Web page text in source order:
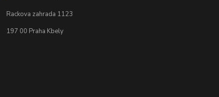
Rackova zahrada 1123
197 00 Praha Kbely